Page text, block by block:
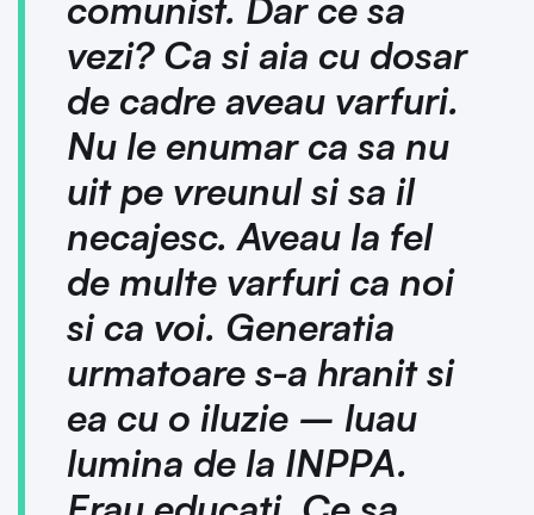
comunist. Dar ce sa
vezi? Ca si aia cu dosar
de cadre aveau varfuri.
Nu le enumar ca sa nu
uit pe vreunul si sa il
necajesc. Aveau la fel
de multe varfuri ca noi
si ca voi. Generatia
urmatoare s-a hranit si
ea cu o iluzie – luau
lumina de la INPPA.